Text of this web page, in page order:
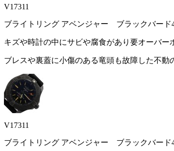
V17311
ブライトリング アベンジャー ブラックバード
キズや時計の中にサビや腐食があり要オーバー
ブレスや裏蓋に小傷のある竜頭も故障した不動
V17311
ブライトリング アベンジャー ブラックバード